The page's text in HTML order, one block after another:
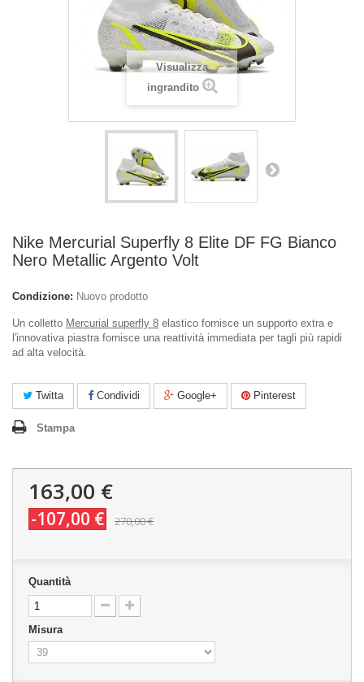
Visualizza
ingrandito
Nike Mercurial Superfly 8 Elite DF FG Bianco
Nero Metallic Argento Volt
Condizione: Nuovo prodotto
Un colletto Mercurial superfly 8 elastico fornisce un supporto extra e
l'innovativa piastra fornisce una reattività immediata per tagli più rapidi
ad alta velocità.
Twitta Condividi Google+ Pinterest
Stampa
163,00 €
-107,00 € 270,00 €
Quantità
Misura